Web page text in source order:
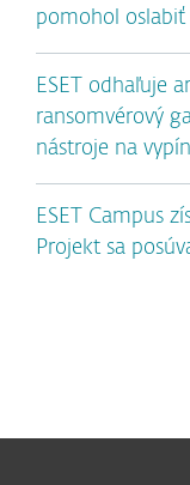
pomohol oslabiť
ESET odhaľuje
ransomvérový
nástroje na
ESET Campus
Projekt sa